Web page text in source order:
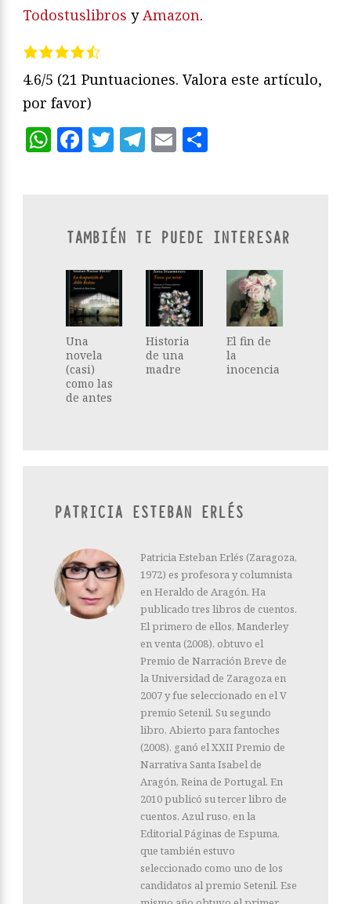
Todostuslibros y Amazon.
4.6/5 (21 Puntuaciones. Valora este artículo,
por favor)
WhatsApp
Facebook
Twitter
Telegram
Email
TAMBIÉN TE PUEDE INTERESAR
Una
novela
(casi)
como las
de antes
Historia
de una
madre
El fin de
la
inocencia
PATRICIA ESTEBAN ERLÉS
Patricia Esteban Erlés (Zaragoza,
1972) es profesora y columnista
en Heraldo de Aragón. Ha
publicado tres libros de cuentos.
El primero de ellos, Manderley
en venta (2008), obtuvo el
Premio de Narración Breve de
la Universidad de Zaragoza en
2007 y fue seleccionado en el V
premio Setenil. Su segundo
libro, Abierto para fantoches
(2008), ganó el XXII Premio de
Narrativa Santa Isabel de
Aragón, Reina de Portugal. En
2010 publicó su tercer libro de
cuentos, Azul ruso, en la
Editorial Páginas de Espuma,
que también estuvo
seleccionado como uno de los
candidatos al premio Setenil. Ese